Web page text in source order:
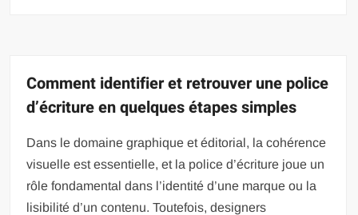
Comment identifier et retrouver une police
d’écriture en quelques étapes simples
Dans le domaine graphique et éditorial, la cohérence
visuelle est essentielle, et la police d’écriture joue un
rôle fondamental dans l’identité d’une marque ou la
lisibilité d’un contenu. Toutefois, designers